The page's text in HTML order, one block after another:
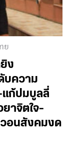
ย
ง
บความ
แก้ปมบูลลี่
ยาจิตใจ-
อนสังคมงด